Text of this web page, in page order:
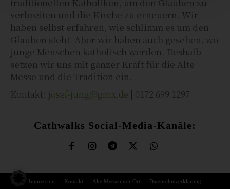
verbreiten und die Kirche zu erneuern. Wir
haben selbst erfahren, wie schlimm es um den
Glauben steht. Aber wir haben auch gesehen, wo
junge Menschen katholisch werden. Deshalb
setzen wir uns mit ganzer Kraft für die Alte
Messe und die Tradition ein.
Kontakt: josef-jung@gmx.de | 0172 699 1297
Cathwalks Social-Media-Kanäle:
Impressum Kontakt Alte Messen vor Ort Datenschutzerklärung